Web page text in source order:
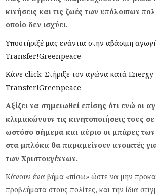
κινήσεις και τις ζωές των υπόλοιπων
οποίο δεν ισχύει.
Υποστήριξέ μας ενάντια στην αβάσιμη
Transfer!Greenpeace
Κάνε click: Στήριξε τον αγώνα κατά Energy
Transfer!Greenpeace
Αξίζει να σημειωθεί επίσης ότι ενώ οι
κλιμακώνουν τις κινητοποιήσεις τους
ωστόσο σήμερα και αύριο οι μπάρες των
στα μπλόκα θα παραμείνουν ανοικτές
των Χριστουγέννων.
Κάνουν ένα βήμα «πίσω» ώστε να μην
προβλήματα στους πολίτες, και την ίδια